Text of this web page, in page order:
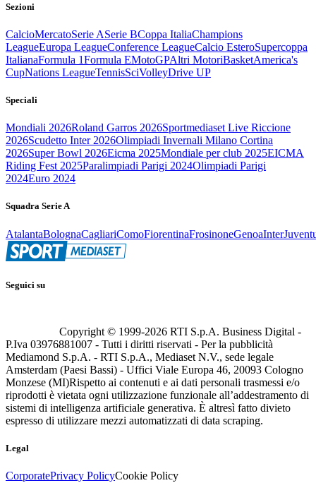
Sezioni
CalcioMercatoSerie ASerie BCoppa ItaliaChampions
LeagueEuropa LeagueConference LeagueCalcio EsteroSupercoppa
ItalianaFormula 1Formula EMotoGPAltri MotoriBasketAmerica's
CupNations LeagueTennisSciVolleyDrive UP
Speciali
Mondiali 2026Roland Garros 2026Sportmediaset Live Riccione
2026Scudetto Inter 2026Olimpiadi Invernali Milano Cortina
2026Super Bowl 2026Eicma 2025Mondiale per club 2025EICMA
Riding Fest 2025Paralimpiadi Parigi 2024Olimpiadi Parigi
2024Euro 2024
Squadra Serie A
AtalantaBolognaCagliariComoFiorentinaFrosinoneGenoaInter
Seguici su
Copyright © 1999-2026 RTI S.p.A. Business Digital -
P.Iva 03976881007 - Tutti i diritti riservati - Per la pubblicità
Mediamond S.p.A. - RTI S.p.A., Mediaset N.V., sede legale
Amsterdam (Paesi Bassi) - Uffici Viale Europa 46, 20093 Cologno
Monzese (MI)Rispetto ai contenuti e ai dati personali trasmessi e/o
riprodotti è vietata ogni utilizzazione funzionale all’addestramento di
sistemi di intelligenza artificiale generativa. È altresì fatto divieto
espresso di utilizzare mezzi automatizzati di data scraping.
Legal
CorporatePrivacy PolicyCookie Policy